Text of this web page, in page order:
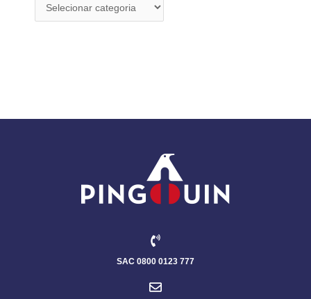
SAC 0800 0123 777